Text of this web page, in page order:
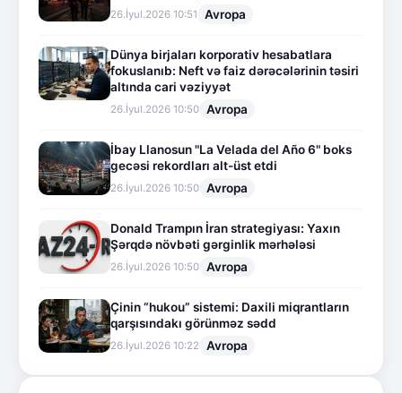
26.İyul.2026 10:51 Avropa
Dünya birjaları korporativ hesabatlara
fokuslanıb: Neft və faiz dərəcələrinin təsiri
altında cari vəziyyət
26.İyul.2026 10:50 Avropa
İbay Llanosun "La Velada del Año 6" boks
gecəsi rekordları alt-üst etdi
26.İyul.2026 10:50 Avropa
Donald Trampın İran strategiyası: Yaxın
Şərqdə növbəti gərginlik mərhələsi
26.İyul.2026 10:50 Avropa
Çinin “hukou” sistemi: Daxili miqrantların
qarşısındakı görünməz sədd
26.İyul.2026 10:22 Avropa